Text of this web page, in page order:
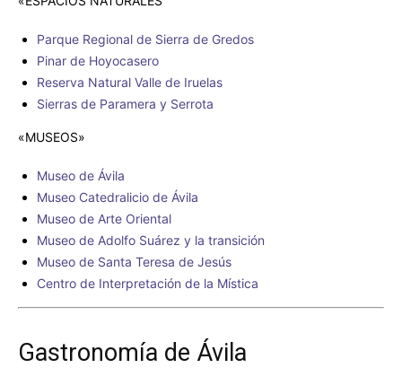
Parque Regional de Sierra de Gredos
Pinar de Hoyocasero
Reserva Natural Valle de Iruelas
Sierras de Paramera y Serrota
«MUSEOS»
Museo de Ávila
Museo Catedralicio de Ávila
Museo de Arte Oriental
Museo de Adolfo Suárez y la transición
Museo de Santa Teresa de Jesús
Centro de Interpretación de la Mística
Gastronomía de Ávila